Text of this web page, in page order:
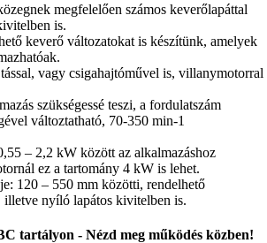
megfelelően számos keverőlapáttal
is.
keverő változatokat is készítünk, amelyek
vagy csigahajtóművel is, villanymotorral
szükségessé teszi, a fordulatszám
változtatható, 70-350 min-1
– 2,2 kW között az alkalmazáshoz
ez a tartomány 4 kW is lehet.
120 – 550 mm közötti, rendelhető
nyíló lapátos kivitelben is.
tartályon - Nézd meg működés közben!